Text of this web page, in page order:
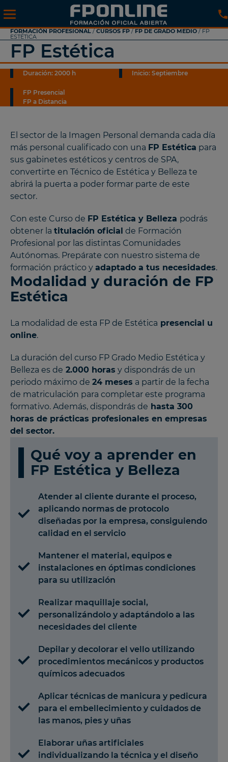
FORMACIÓN PROFESIONAL / CURSOS FP / FP DE GRADO MEDIO / FP
ESTÉTICA
FP Estética
Duración: 2000 h Inicio: Septiembre
FP Presencial
FP a Distancia
El sector de la Imagen Personal demanda cada día
más personal cualificado con una FP Estética para
sus gabinetes estéticos y centros de SPA,
convertirte en Técnico de Estética y Belleza te
abrirá la puerta a poder formar parte de este
sector.
Con este Curso de FP Estética y Belleza podrás
obtener la titulación oficial de Formación
Profesional por las distintas Comunidades
Autónomas. Prepárate con nuestro sistema de
formación práctico y adaptado a tus necesidades.
Modalidad y duración de FP
Estética
La modalidad de esta FP de Estética presencial u
online.
La duración del curso FP Grado Medio Estética y
Belleza es de 2.000 horas y dispondrás de un
periodo máximo de 24 meses a partir de la fecha
de matriculación para completar este programa
formativo. Además, dispondrás de hasta 300
horas de prácticas profesionales en empresas
del sector.
Qué voy a aprender en
FP Estética y Belleza
Atender al cliente durante el proceso,
aplicando normas de protocolo
diseñadas por la empresa, consiguiendo
calidad en el servicio
Mantener el material, equipos e
instalaciones en óptimas condiciones
para su utilización
Realizar maquillaje social,
personalizándolo y adaptándolo a las
necesidades del cliente
Depilar y decolorar el vello utilizando
procedimientos mecánicos y productos
químicos adecuados
Aplicar técnicas de manicura y pedicura
para el embellecimiento y cuidados de
las manos, pies y uñas
Elaborar uñas artificiales
individualizando la técnica y el diseño